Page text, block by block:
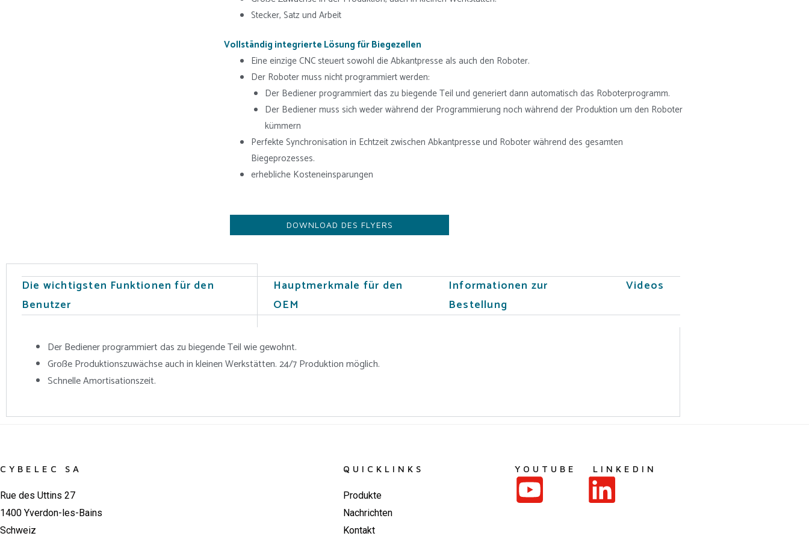
Stecker, Satz und Arbeit
Vollständig integrierte Lösung für Biegezellen
Eine einzige CNC steuert sowohl die Abkantpresse als auch den Roboter.
Der Roboter muss nicht programmiert werden:
Der Bediener programmiert das zu biegende Teil und generiert dann automatisch das Roboterprogramm.
Der Bediener muss sich weder während der Programmierung noch während der Produktion um den Roboter
kümmern
Perfekte Synchronisation in Echtzeit zwischen Abkantpresse und Roboter während des gesamten
Biegeprozesses.
erhebliche Kosteneinsparungen
DOWNLOAD DES FLYERS
Die wichtigsten Funktionen für den
Benutzer
Hauptmerkmale für den
OEM
Informationen zur
Bestellung
Videos
Der Bediener programmiert das zu biegende Teil wie gewohnt.
Große Produktionszuwächse auch in kleinen Werkstätten. 24/7 Produktion möglich.
Schnelle Amortisationszeit.
CYBELEC SA
Rue des Uttins 27
1400 Yverdon-les-Bains
Schweiz
QUICKLINKS
Produkte
Nachrichten
Kontakt
YOUTUBE LINKEDIN